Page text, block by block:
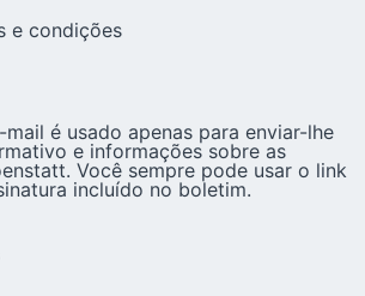
e condições
é usado apenas para enviar-lhe
e informações sobre as
Você sempre pode usar o link
incluído no boletim.